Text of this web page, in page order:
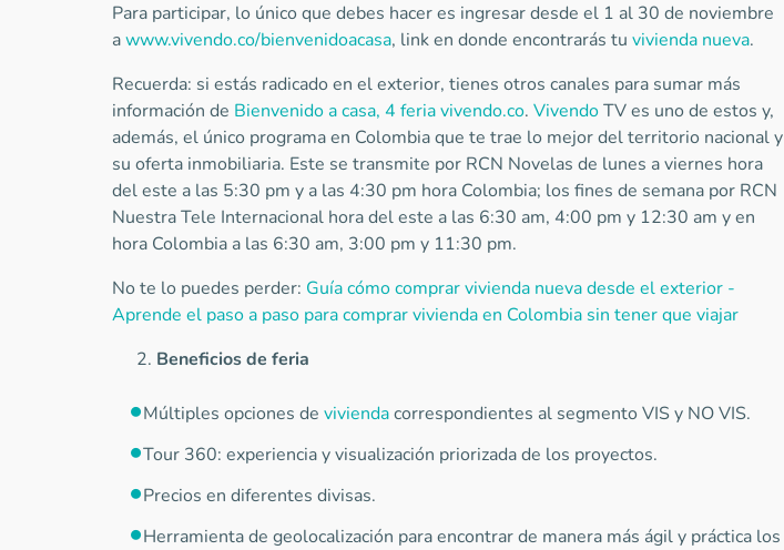
Para participar, lo único que debes hacer es ingresar desde el 1 al 30 de noviembre
awww.vivendo.co/bienvenidoacasa, link en donde encontrarás tu vivienda nueva.
Recuerda: si estás radicado en el exterior, tienes otros canales para sumar más
información de Bienvenido a casa, 4 feria vivendo.co. VivendoTV es uno de estos y,
además, el único programa en Colombia que te trae lo mejor del territorio nacional y
su oferta inmobiliaria. Este se transmite por RCN Novelas de lunes a viernes hora
del este a las 5:30 pm y a las 4:30 pm hora Colombia; los fines de semana por RCN
Nuestra Tele Internacional hora del este a las 6:30 am, 4:00 pm y 12:30 am y en
hora Colombia a las 6:30 am, 3:00 pm y 11:30 pm.
No te lo puedes perder: Guía cómo comprar vivienda nueva desde el exterior -
Aprende el paso a paso para comprar vivienda en Colombia sin tener que viajar
Beneficios de feria
Múltiples opciones de viviendacorrespondientes al segmento VIS y NO VIS.
Tour 360: experiencia y visualización priorizada de los proyectos.
Precios en diferentes divisas.
Herramienta de geolocalización para encontrar de manera más ágil y práctica los